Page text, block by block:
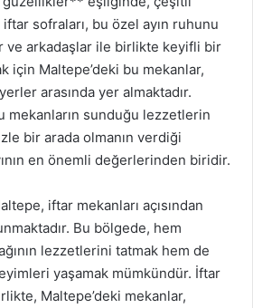
sofraları, bu özel ayın ruhunu
ve arkadaşlar ile birlikte keyifli bir
için Maltepe’deki bu mekanlar,
arasında yer almaktadır.
mekanların sunduğu lezzetlerin
bir arada olmanın verdiği
en önemli değerlerinden biridir.
iftar mekanları açısından
Bu bölgede, hem
lezzetlerini tatmak hem de
yaşamak mümkündür. İftar
Maltepe’deki mekanlar,